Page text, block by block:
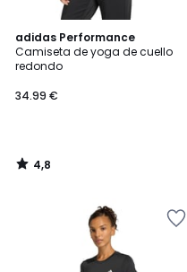
adidas Performance
Camiseta de yoga de cuello
redondo
34.99 €
4,8
/ 5
4,8
/